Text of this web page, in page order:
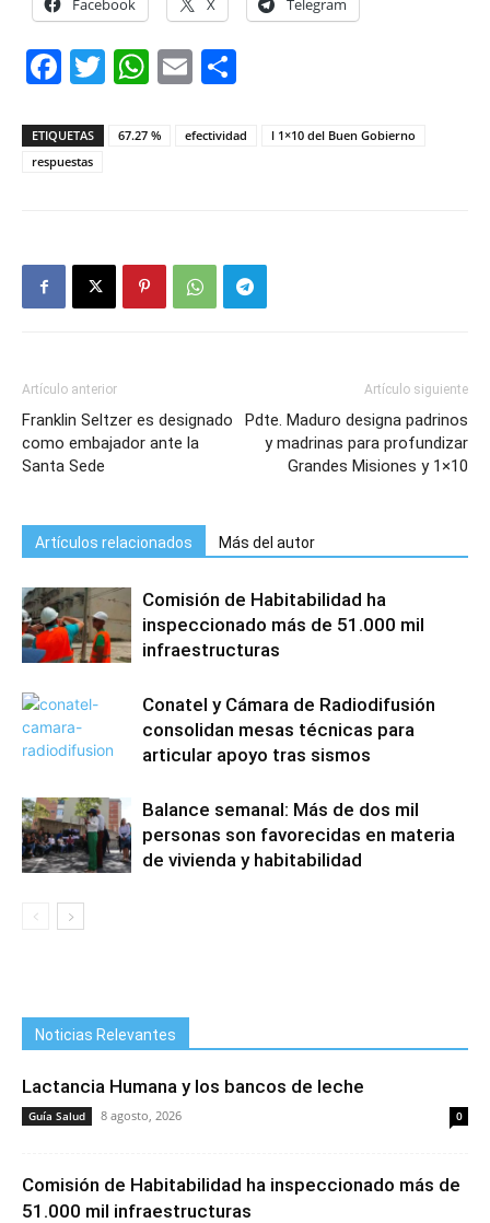
Facebook X Telegram
Facebook
Twitter
WhatsApp
Email
ETIQUETAS 67.27 % efectividad
l 1×10 del Buen Gobierno
respuestas
Artículo anterior
Franklin Seltzer es designado
como embajador ante la
Santa Sede
Artículo siguiente
Pdte. Maduro designa padrinos
y madrinas para profundizar
Grandes Misiones y 1×10
Artículos relacionados Más del autor
Comisión de Habitabilidad ha
inspeccionado más de 51.000 mil
infraestructuras
Conatel y Cámara de Radiodifusión
consolidan mesas técnicas para
articular apoyo tras sismos
Balance semanal: Más de dos mil
personas son favorecidas en materia
de vivienda y habitabilidad
Noticias Relevantes
Lactancia Humana y los bancos de leche
Guía Salud 8 agosto, 2026 0
Comisión de Habitabilidad ha inspeccionado más de
51.000 mil infraestructuras